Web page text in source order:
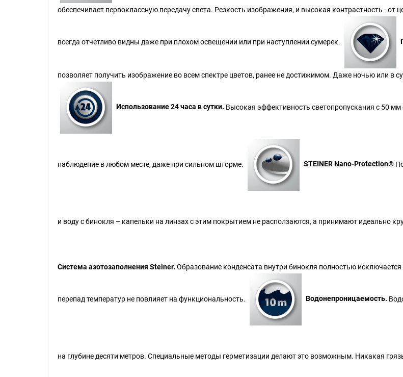
обеспечивает первоклассную передачу света. Резкость изображения, и высокая контрастность -
всегда отчетливо видны даже при плохом освещении или при наступлении сумерек.
позволяет получить изображение во всем спектре цветов, ранее не достижимом. Даже ночью или в
Использование 24 часа в сутки. Высокая эффективность светопропускания с 50
наблюдение в любом месте, даже при сильном шторме. STEINER Nano-Protection®
и воду с бинокля – капельки на линзах с этим покрытием не расползаются, а принимают идеально
Система азотозаполнения Steiner. Образование конденсата внутри бинокля полностью
перепад температур не повлияет на функциональность. Водонепроницаемость.
на глубине десяти метров. Специальные методы герметизации делают это возможным. Никакая